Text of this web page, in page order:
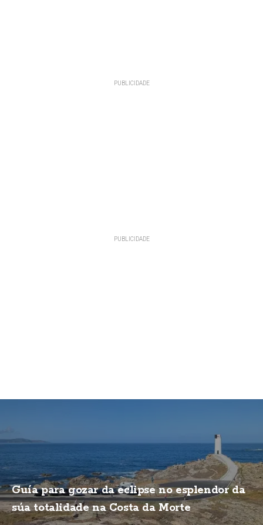
Guía para gozar da eclipse no esplendor da
súa totalidade na Costa da Morte